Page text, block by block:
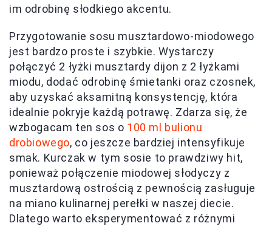
im odrobinę słodkiego akcentu.
Przygotowanie sosu musztardowo-miodowego
jest bardzo proste i szybkie. Wystarczy
połączyć 2 łyżki musztardy dijon z 2 łyżkami
miodu, dodać odrobinę śmietanki oraz czosnek,
aby uzyskać aksamitną konsystencję, która
idealnie pokryje każdą potrawę. Zdarza się, że
wzbogacam ten sos o 100 ml bulionu
drobiowego, co jeszcze bardziej intensyfikuje
smak. Kurczak w tym sosie to prawdziwy hit,
ponieważ połączenie miodowej słodyczy z
musztardową ostrością z pewnością zasługuje
na miano kulinarnej perełki w naszej diecie.
Dlatego warto eksperymentować z różnymi